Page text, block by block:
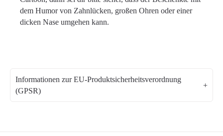
dem Humor von Zahnlücken, großen Ohren oder einer
dicken Nase umgehen kann.
Informationen zur EU-Produktsicherheitsverordnung
(GPSR)